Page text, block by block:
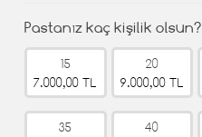
Pastanız kaç kişilik olsun?
15
7.000,00 TL
20
9.000,00 TL
35
40